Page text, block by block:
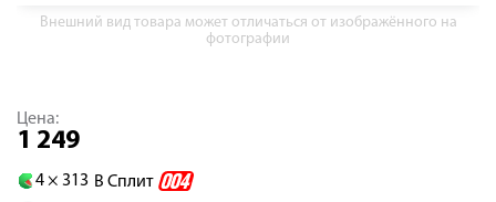
Внешний вид товара может отличаться от изображённого на
фотографии
Цена:
1 249
4 × 313 В Сплит